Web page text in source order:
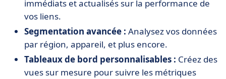
immédiats et actualisés sur la performance de
vos liens.
Segmentation avancée : Analysez vos données
par région, appareil, et plus encore.
Tableaux de bord personnalisables : Créez des
vues sur mesure pour suivre les métriques